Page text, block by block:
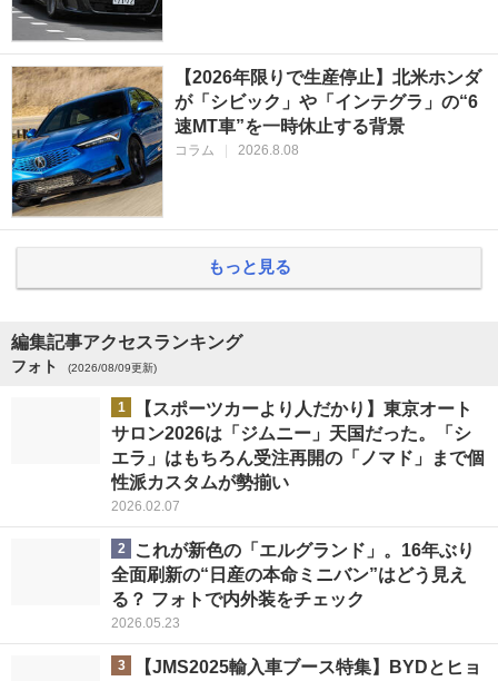
【2026年限りで生産停止】北米ホンダ
が「シビック」や「インテグラ」の“6
速MT車”を一時休止する背景
コラム | 2026.8.08
もっと見る
編集記事アクセスランキング
フォト (2026/08/09更新)
1
【スポーツカーより人だかり】東京オート
サロン2026は「ジムニー」天国だった。「シ
エラ」はもちろん受注再開の「ノマド」まで個
性派カスタムが勢揃い
2026.02.07
2
これが新色の「エルグランド」。16年ぶり
全面刷新の“日産の本命ミニバン”はどう見え
る？ フォトで内外装をチェック
2026.05.23
3
【JMS2025輸入車ブース特集】BYDとヒョ